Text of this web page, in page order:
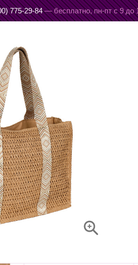
775-29-84 — бесплатно, пн-пт с 9 до